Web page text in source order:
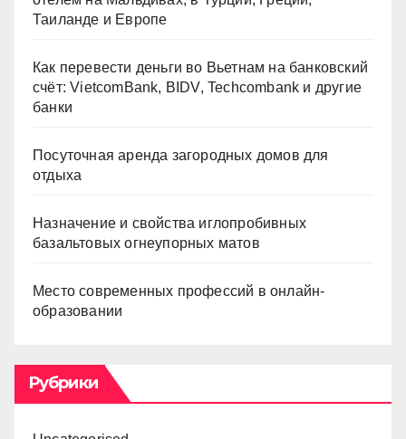
Таиланде и Европе
Как перевести деньги во Вьетнам на банковский
счёт: VietcomBank, BIDV, Techcombank и другие
банки
Посуточная аренда загородных домов для
отдыха
Назначение и свойства иглопробивных
базальтовых огнеупорных матов
Место современных профессий в онлайн-
образовании
Рубрики